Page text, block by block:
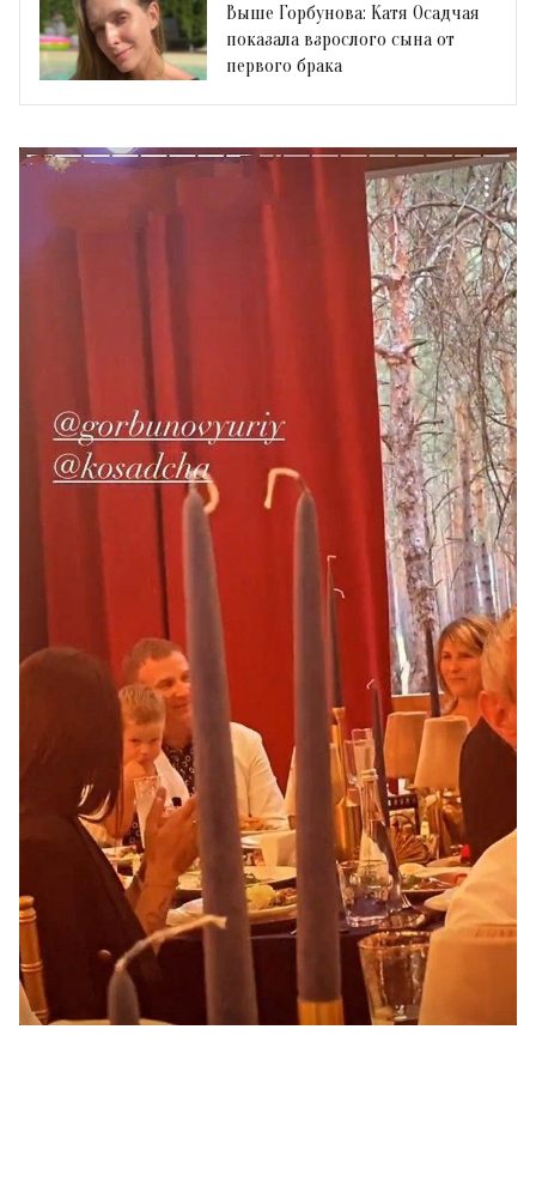
Выше Горбунова: Катя Осадчая
показала взрослого сына от
первого брака